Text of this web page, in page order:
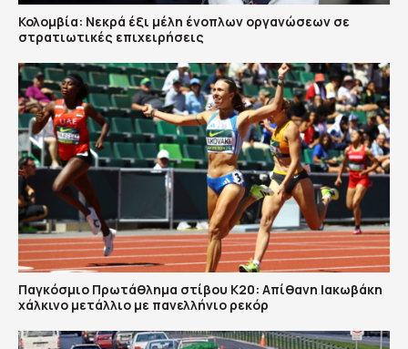
Κολομβία: Νεκρά έξι μέλη ένοπλων οργανώσεων σε
στρατιωτικές επιχειρήσεις
Παγκόσμιο Πρωτάθλημα στίβου Κ20: Απίθανη Ιακωβάκη
χάλκινο μετάλλιο με πανελλήνιο ρεκόρ